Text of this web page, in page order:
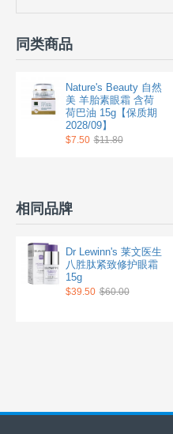
同类商品
Nature's Beauty 自然
美 羊胎素眼霜 含荷
荷巴油 15g【保质期
2028/09】
$7.50 $11.80
相同品牌
Dr Lewinn's 莱文医生
八胜肽紧致修护眼霜
15g
$39.50 $60.00